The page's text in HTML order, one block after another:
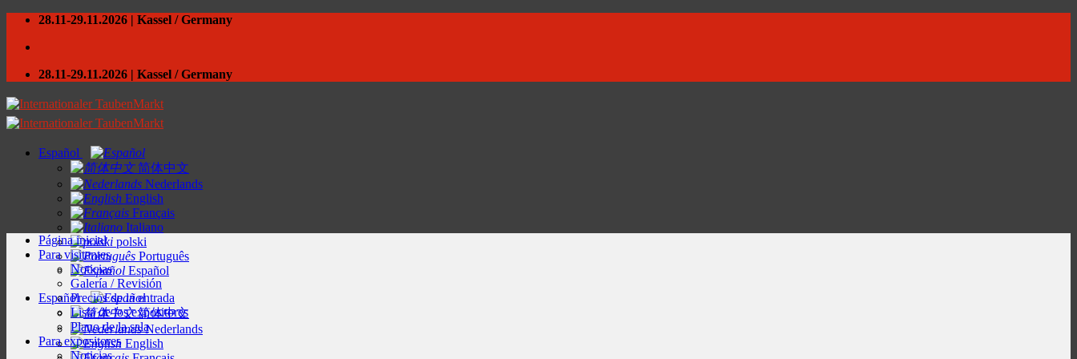
Skip
content
28.11-29.11.2026 | Kassel / Germany
28.11-29.11.2026 | Kassel / Germany
Español
简体中文
Nederlands
English
Français
Italiano
polski
Português
Español
Español
简体中文
Nederlands
English
Página inicial
Para visitantes
Noticias
Galería / Revisión
Precios de la entrada
Lista de los expositores
Plano de la sala
Para expositores
Noticias